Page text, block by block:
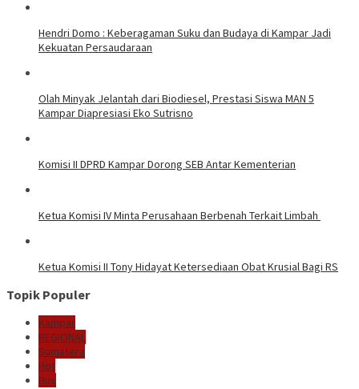
Hendri Domo : Keberagaman Suku dan Budaya di Kampar Jadi
Kekuatan Persaudaraan
Olah Minyak Jelantah dari Biodiesel, Prestasi Siswa MAN 5
Kampar Diapresiasi Eko Sutrisno
Komisi II DPRD Kampar Dorong SEB Antar Kementerian
Ketua Komisi IV Minta Perusahaan Berbenah Terkait Limbah
Ketua Komisi II Tony Hidayat Ketersediaan Obat Krusial Bagi RS
Topik Populer
Kampar
REGIONAL
Sumatera
Hot
Bus